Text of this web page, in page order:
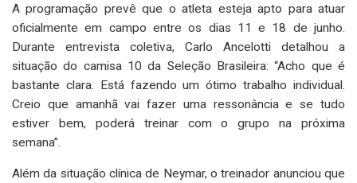
A programação prevê que o atleta esteja apto para atuar
oficialmente em campo entre os dias 11 e 18 de junho.
Durante entrevista coletiva, Carlo Ancelotti detalhou a
situação do camisa 10 da Seleção Brasileira: “Acho que é
bastante clara. Está fazendo um ótimo trabalho individual.
Creio que amanhã vai fazer uma ressonância e se tudo
estiver bem, poderá treinar com o grupo na próxima
semana”.
Além da situação clínica de Neymar, o treinador anunciou que